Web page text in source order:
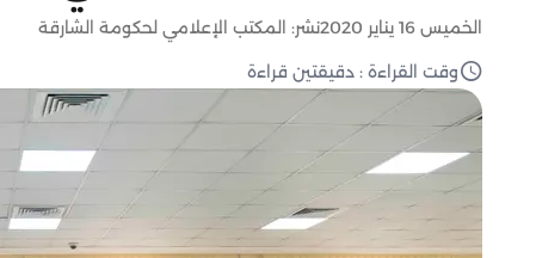
الخميس 16 يناير 2020 نشر: المكتب الإعلامي لحكومة الشارقة
وقت القراءة : دقيقتين قراءة